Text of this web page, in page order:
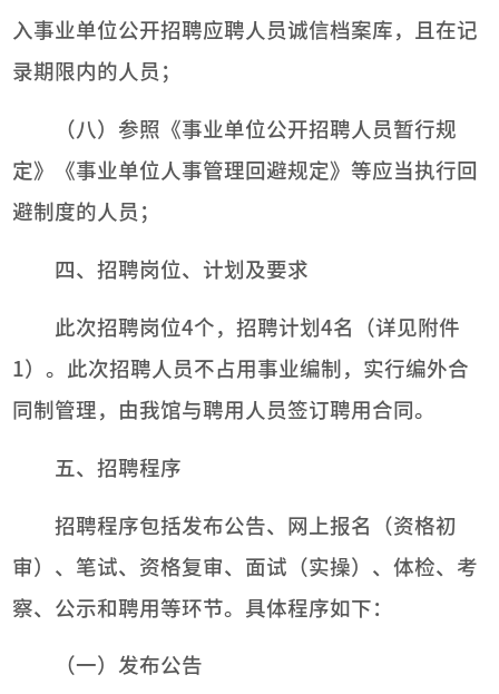
入事业单位公开招聘应聘人员诚信档案库，且在记
录期限内的人员；
（八）参照《事业单位公开招聘人员暂行规
定》《事业单位人事管理回避规定》等应当执行回
避制度的人员；
四、招聘岗位、计划及要求
此次招聘岗位4个，招聘计划4名（详见附件
1）。此次招聘人员不占用事业编制，实行编外合
同制管理，由我馆与聘用人员签订聘用合同。
五、招聘程序
招聘程序包括发布公告、网上报名（资格初
审）、笔试、资格复审、面试（实操）、体检、考
察、公示和聘用等环节。具体程序如下：
（一）发布公告